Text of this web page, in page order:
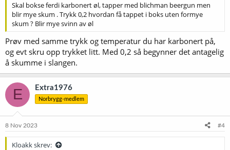
Skal bokse ferdi karbonert øl, tapper med blichman beergun men
blir mye skum . Trykk 0,2 hvordan få tappet i boks uten formye
skum ? Blir mye svinn av øl
Prøv med samme trykk og temperatur du har karbonert på,
og evt skru opp trykket litt. Med 0,2 så begynner det antagelig
å skumme i slangen.
E Extra1976
Norbrygg-medlem
8 Nov 2023 #4
Kloakk skrev: